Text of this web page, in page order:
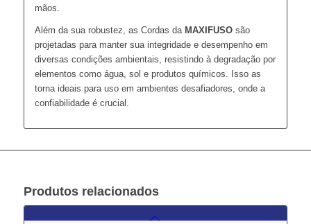
mãos.
Além da sua robustez, as Cordas da MAXIFUSOsão
projetadas para manter sua integridade e desempenho em
diversas condições ambientais, resistindo à degradação por
elementos como água, sol e produtos químicos. Isso as
torna ideais para uso em ambientes desafiadores, onde a
confiabilidade é crucial.
Produtos relacionados